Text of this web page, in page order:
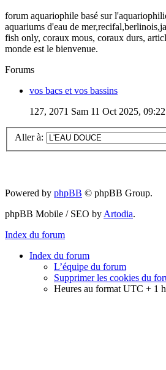
forum aquariophile basé sur
aquariums d'eau de
fish only, coraux mous, coraux durs,
monde est le bienvenue.
Forums
vos bacs et vos bassins
127, 2071 Sam 11 Oct 2025, 09:22
Aller à:
Powered by phpBB © phpBB Group.
phpBB Mobile / SEO byArtodia.
Index du forum
Index du forum
L’équipe du forum
Supprimer les cookies du
Heures au format UTC + 1